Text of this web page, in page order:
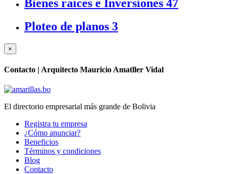
Bienes raíces e Inversiones 47
Ploteo de planos 3
×
Contacto | Arquitecto Mauricio Amatller Vidal
El directorio empresarial más grande de Bolivia
Registra tu empresa
¿Cómo anunciar?
Beneficios
Términos y condiciones
Blog
Contacto